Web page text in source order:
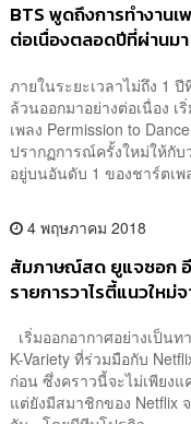
BTS พูดถึงการทำงาน
ต่อเนื่องตลอดปีที่ผ่านมา
ภายในระยะเวลาไม่ถึง 1
ล้วนออกมาอย่างต่อเนื่อง เ
เพลง Permission to
ปรากฏการณ์ครั้งใหม่ให้กับ
อยู่บนอันดับ 1 ของชาร์ตเพ
4 พฤษภาคม 2018
สัมภาษณ์สด ยูแจซอก อี
รายการวาไรตี้แนวใหม่
เริ่มออกอากาศอย่างเป็น
K-Variety ที่ร่วมมือกับ
ก่อน ซึ่งคราวนี้จะไม่เพียง
แต่ยังมีสมาชิกของ Netflix